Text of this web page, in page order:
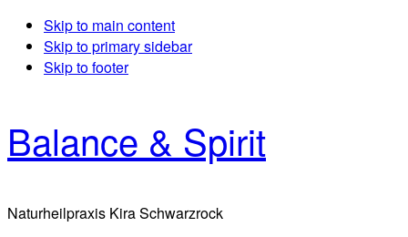
Skip to main content
Skip to primary sidebar
Skip to footer
Balance & Spirit
Naturheilpraxis Kira Schwarzrock